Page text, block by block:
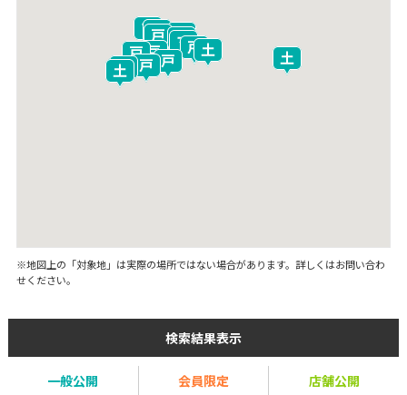
※地図上の「対象地」は実際の場所ではない場合があります。詳しくはお問い合わ
せください。
検索結果表示
一般公開 会員限定 店舗公開